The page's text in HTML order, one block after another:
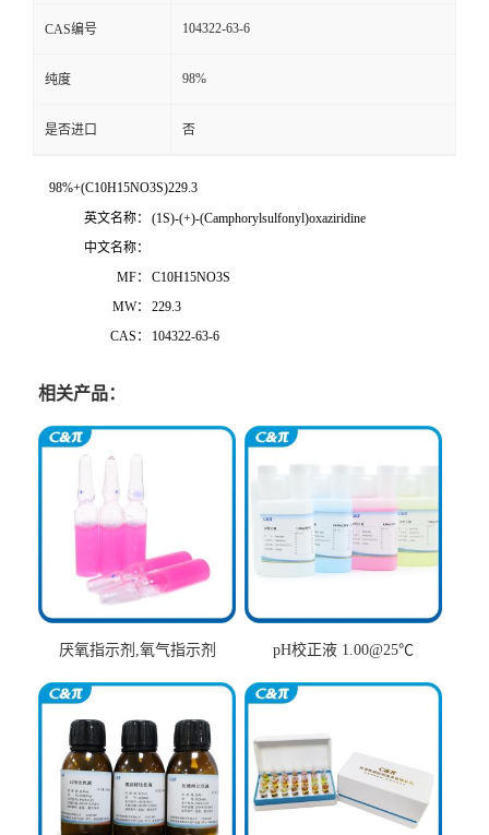
CAS编号 104322-63-6
纯度 98%
是否进口 否
98%+(C10H15NO3S)229.3
英文名称：
(1S)-(+)-(Camphorylsulfonyl)oxaziridine
中文名称：
MF：
C10H15NO3S
MW：
229.3
CAS：
104322-63-6
相关产品：
厌氧指示剂,氧气指示剂 pH校正液 1.00@25℃